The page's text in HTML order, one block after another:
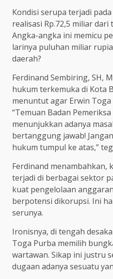
Kondisi serupa terjadi
realisasi Rp.72,5 miliar dari
Angka-angka ini memicu
larinya puluhan miliar
daerah?
Ferdinand Sembiring, SH,
hukum terkemuka di Kota
menuntut agar Erwin Toga
“Temuan Badan
menunjukkan adanya
bertanggung jawab!
hukum tumpul ke atas,”
Ferdinand menambahkan,
terjadi di berbagai sektor
kuat pengelolaan
berpotensi dikorupsi. Ini
serunya.
Ironisnya, di tengah
Toga Purba memilih
wartawan. Sikap ini justru
dugaan adanya sesuatu